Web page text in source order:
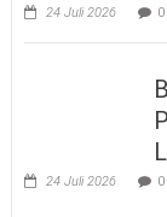
24 Juli 2026 0
24 Juli 2026 0